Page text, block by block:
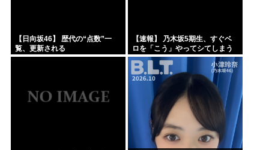
【日向坂46】 歴代の“点数”一
覧、更新される
【速報】 乃木坂5期生、すぐベ
ロを「こう」やってシてしまう
ｗｗｗｗｗｗ